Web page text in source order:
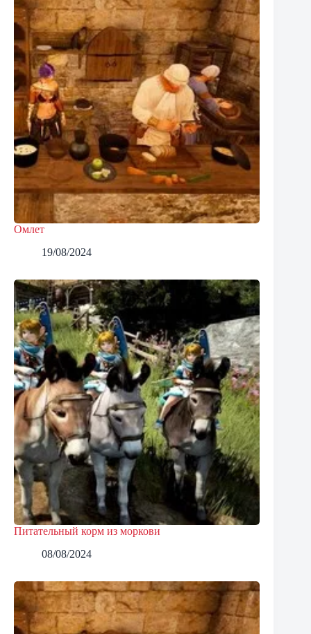
Омлет
19/08/2024
Питательный корм из моркови
08/08/2024